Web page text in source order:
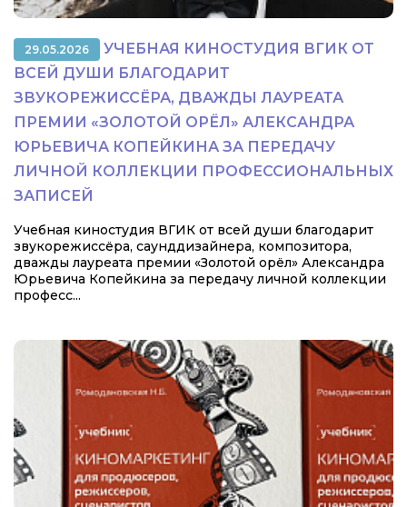
29.05.2026
УЧЕБНАЯ КИНОСТУДИЯ ВГИК ОТ
ВСЕЙ ДУШИ БЛАГОДАРИТ
ЗВУКОРЕЖИССЁРА, ДВАЖДЫ ЛАУРЕАТА
ПРЕМИИ «ЗОЛОТОЙ ОРЁЛ» АЛЕКСАНДРА
ЮРЬЕВИЧА КОПЕЙКИНА ЗА ПЕРЕДАЧУ
ЛИЧНОЙ КОЛЛЕКЦИИ ПРОФЕССИОНАЛЬНЫХ
ЗАПИСЕЙ
Учебная киностудия ВГИК от всей души благодарит
звукорежиссёра, саунддизайнера, композитора,
дважды лауреата премии «Золотой орёл» Александра
Юрьевича Копейкина за передачу личной коллекции
професс...